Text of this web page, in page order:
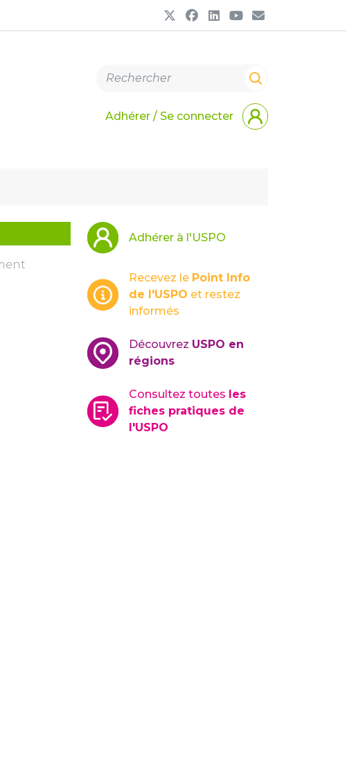
Adhérer / Se connecter
Adhérer à l'USPO
Recevez le Point Info
de l'USPO et restez
informés
Découvrez USPO en
régions
Consultez toutes les
fiches pratiques de
l'USPO